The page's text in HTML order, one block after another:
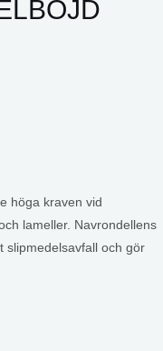
höga kraven vid
lameller. Navrondellens
slipmedelsavfall och gör